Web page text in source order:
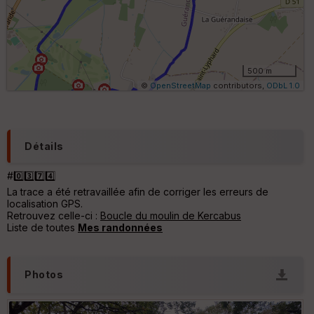
s
ét
q
ic
r
500 m
© OpenStreetMap contributors, ODbL 1.0
Détails
#0️⃣3️⃣7️⃣4️⃣
La trace a été retravaillée afin de corriger les erreurs de
localisation GPS.
Retrouvez celle-ci : Boucle du moulin de Kercabus
Liste de toutes Mes randonnées
Photos